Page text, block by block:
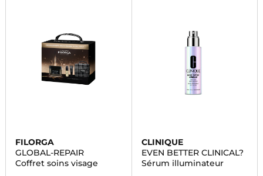
FILORGA
GLOBAL-REPAIR
Coffret soins visage
CLINIQUE
EVEN BETTER CLINICAL?
Sérum illuminateur